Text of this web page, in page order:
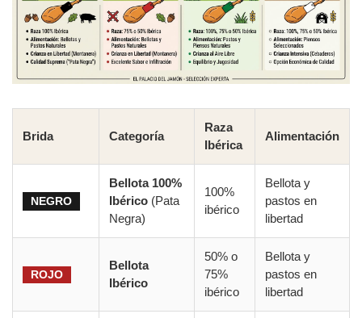
Brida Categoría
Raza
Ibérica
Alimentación
NEGRO
Bellota 100%
Ibérico (Pata
Negra)
100%
ibérico
Bellota y
pastos en
libertad
ROJO
Bellota
Ibérico
50% o
75%
ibérico
Bellota y
pastos en
libertad